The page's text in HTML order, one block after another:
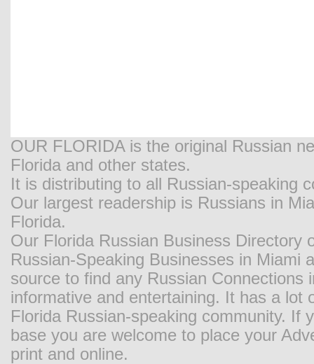
OUR FLORIDA is the original Russian
Florida and other states.
It is distributing to all Russian-speaking
Our largest readership is Russians in
Florida.
Our Florida Russian Business Directory
Russian-Speaking Businesses in Miami
source to find any Russian
informative and entertaining. It has a
Florida Russian-speaking community. If
base you are welcome to place your
print and online.